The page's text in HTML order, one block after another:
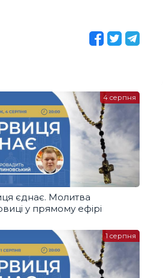
єднає. Молитва
у прямому ефірі
4 серпня
1 серпня